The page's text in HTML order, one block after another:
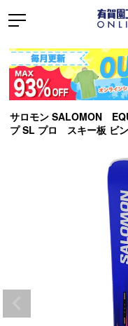
サロモン SALOMON
プ SL プロ スキー板 ビ